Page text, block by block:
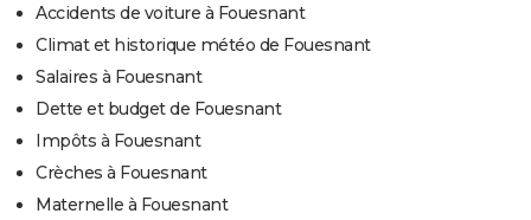
Accidents de voiture à Fouesnant
Climat et historique météo de Fouesnant
Salaires à Fouesnant
Dette et budget de Fouesnant
Impôts à Fouesnant
Crèches à Fouesnant
Maternelle à Fouesnant